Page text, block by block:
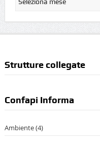
Strutture collegate
Confapi Informa
Ambiente(4)